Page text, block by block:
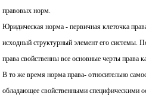
правовых норм.
Юридическая норма - первичная клеточка
исходный структурный элемент его системы.
права свойственны все основные черты права
В то же время норма права- относительно
обладающее свойственными специфическими